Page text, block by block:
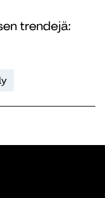
trendejä: